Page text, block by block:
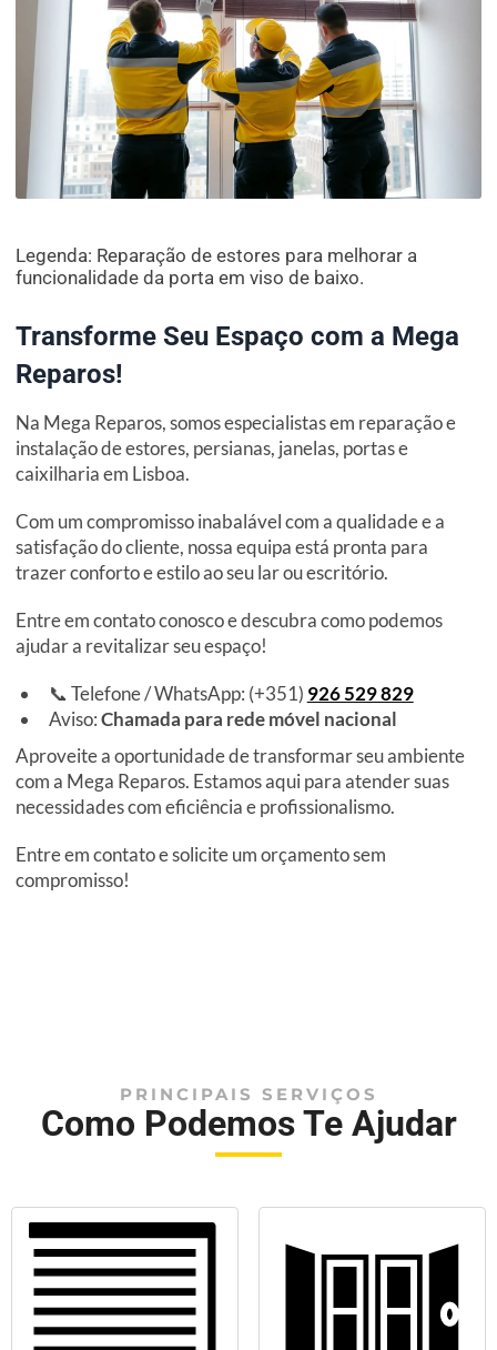
Legenda: Reparação de estores para melhorar a
funcionalidade da porta em viso de baixo.
Transforme Seu Espaço com a Mega
Reparos!
Na Mega Reparos, somos especialistas em reparação e
instalação de estores, persianas, janelas, portas e
caixilharia em Lisboa.
Com um compromisso inabalável com a qualidade e a
satisfação do cliente, nossa equipa está pronta para
trazer conforto e estilo ao seu lar ou escritório.
Entre em contato conosco e descubra como podemos
ajudar a revitalizar seu espaço!
📞 Telefone / WhatsApp: (+351) 926 529 829
Aviso:Chamada para rede móvel nacional
Aproveite a oportunidade de transformar seu ambiente
com a Mega Reparos. Estamos aqui para atender suas
necessidades com eficiência e profissionalismo.
Entre em contato e solicite um orçamento sem
compromisso!
PRINCIPAIS SERVIÇOS
Como Podemos Te Ajudar